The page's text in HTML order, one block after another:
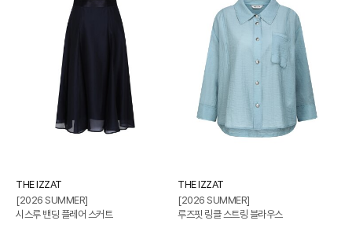
THE IZZAT
[2026 SUMMER]
시스루 밴딩 플레어 스커트
THE IZZAT
[2026 SUMMER]
루즈핏 링클 스트링 블라우스